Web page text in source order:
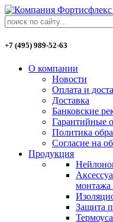
+7 (495) 989-52-63
О компании
Новости
Оплата и
Доставка
Банковские
Гарантийные
Политика
Согласие на
Продукция
монтажа
Защита